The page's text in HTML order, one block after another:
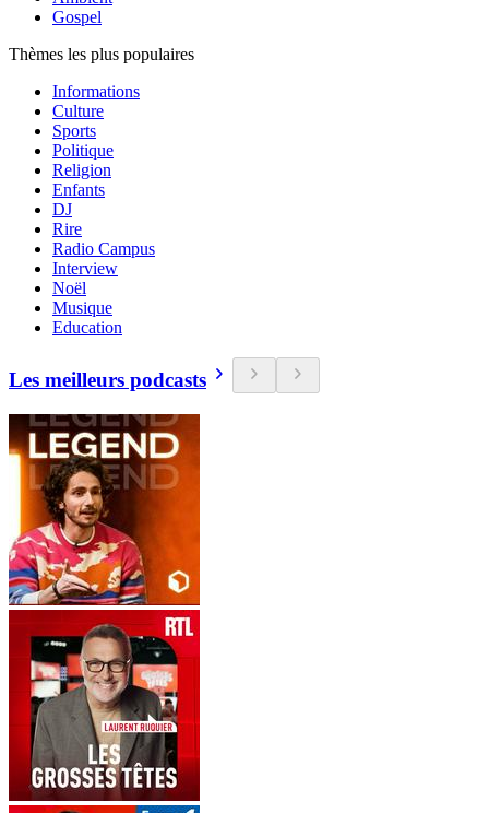
Gospel
Thèmes les plus populaires
Informations
Culture
Sports
Politique
Religion
Enfants
DJ
Rire
Radio Campus
Interview
Noël
Musique
Education
Les meilleurs podcasts